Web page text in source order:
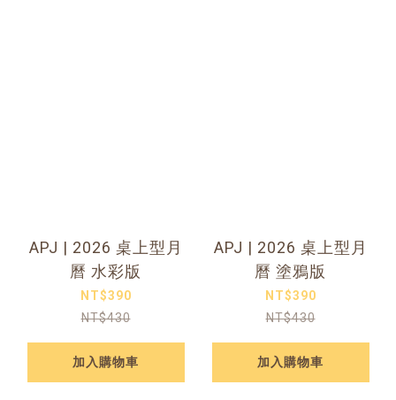
APJ | 2026 桌上型月
曆 水彩版
NT$390
NT$430
加入購物車
APJ | 2026 桌上型月
曆 塗鴉版
NT$390
NT$430
加入購物車